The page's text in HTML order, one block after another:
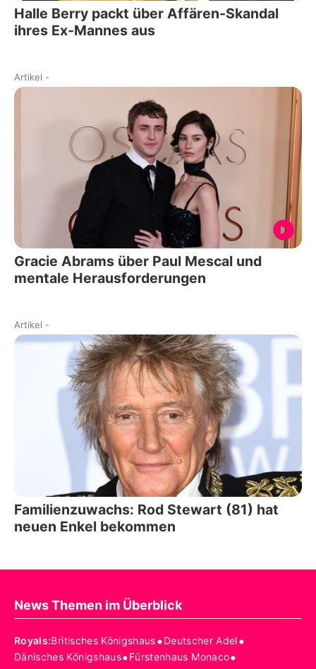
Halle Berry packt über Affären-Skandal
ihres Ex-Mannes aus
Artikel -
Gracie Abrams über Paul Mescal und
mentale Herausforderungen
Artikel -
Familienzuwachs: Rod Stewart (81) hat
neuen Enkel bekommen
News Themen im Überblick
Royals:Britisches Königshaus•Deutscher Adel•
Dänisches Königshaus•Fürstenhaus Monaco•